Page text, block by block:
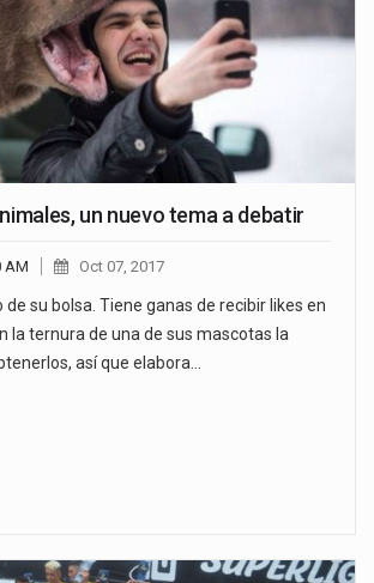
un nuevo tema a debatir
AM Oct 07, 2017
su bolsa. Tiene ganas de recibir likes en
la ternura de una de sus mascotas la
así que elabora…